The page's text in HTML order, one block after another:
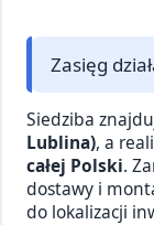
Zasięg
Siedziba
Lublina), a
całej Polski.
dostawy i
do lokalizacji